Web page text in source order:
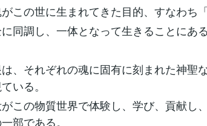
この世に生まれてきた目的、すなわち
同調し、一体となって生きることにある
、それぞれの魂に固有に刻まれた神
いる。
この物質世界で体験し、学び、貢献し
部である。